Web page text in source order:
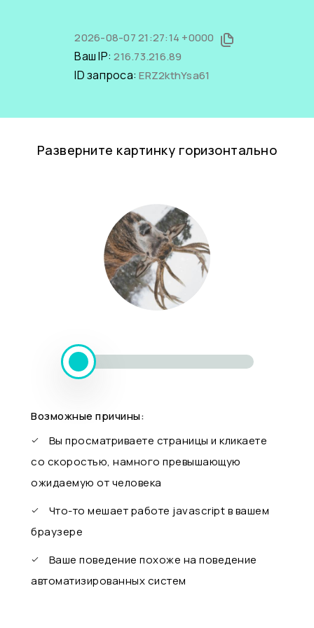
2026-08-07 21:27:14 +0000
Ваш IP:216.73.216.89
ID запроса:ERZ2kthYsa61
Разверните картинку горизонтально
Возможные причины:
Вы просматриваете страницы и кликаете
со скоростью, намного превышающую
ожидаемую от человека
Что-то мешает работе javascript в вашем
браузере
Ваше поведение похоже на поведение
автоматизированных систем